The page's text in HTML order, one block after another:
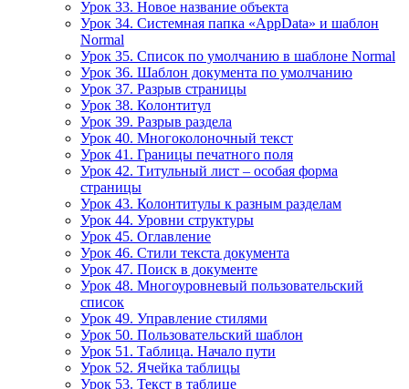
Урок 33. Новое название объекта
Урок 34. Системная папка «AppData» и шаблон
Normal
Урок 35. Список по умолчанию в шаблоне Normal
Урок 36. Шаблон документа по умолчанию
Урок 37. Разрыв страницы
Урок 38. Колонтитул
Урок 39. Разрыв раздела
Урок 40. Многоколоночный текст
Урок 41. Границы печатного поля
Урок 42. Титульный лист – особая форма
страницы
Урок 43. Колонтитулы к разным разделам
Урок 44. Уровни структуры
Урок 45. Оглавление
Урок 46. Стили текста документа
Урок 47. Поиск в документе
Урок 48. Многоуровневый пользовательский
список
Урок 49. Управление стилями
Урок 50. Пользовательский шаблон
Урок 51. Таблица. Начало пути
Урок 52. Ячейка таблицы
Урок 53. Текст в таблице